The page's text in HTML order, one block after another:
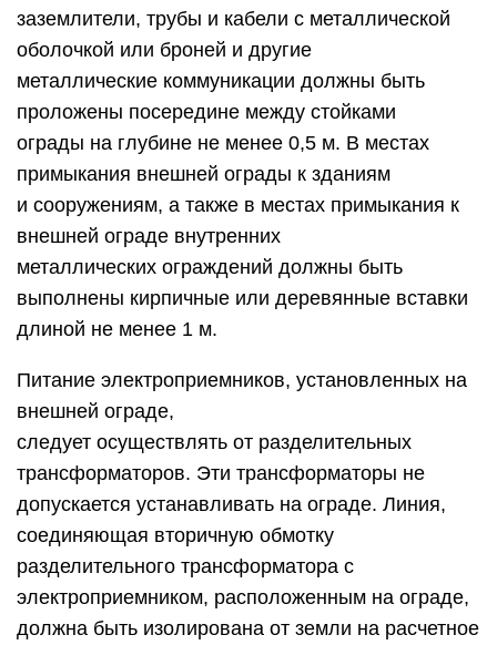
заземлители, трубы и кабели с металлической
оболочкой или броней и другие
металлические коммуникации должны быть
проложены посередине между стойками
ограды на глубине не менее 0,5 м. В местах
примыкания внешней ограды к зданиям
и сооружениям, а также в местах примыкания к
внешней ограде внутренних
металлических ограждений должны быть
выполнены кирпичные или деревянные вставки
длиной не менее 1 м.
Питание электроприемников, установленных на
внешней ограде,
следует осуществлять от разделительных
трансформаторов. Эти трансформаторы не
допускается устанавливать на ограде. Линия,
соединяющая вторичную обмотку
разделительного трансформатора с
электроприемником, расположенным на ограде,
должна быть изолирована от земли на расчетное